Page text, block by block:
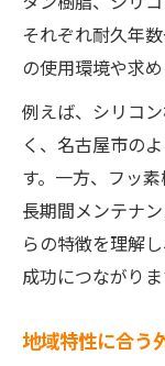
外壁の色選
外壁塗
性
外壁塗
外壁
外壁塗
外壁塗
わせ
失敗例に学
それぞれ耐久年
の使用環境や求
例えば、シリコ
く、名古屋市の
す。一方、フッ
長期間メンテナ
らの特徴を理解
成功につながりま
地域特性に合う